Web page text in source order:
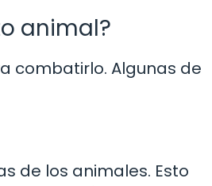
animal?
combatirlo. Algunas de
de los animales. Esto